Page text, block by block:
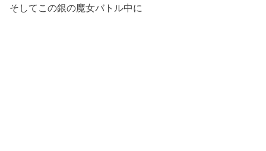
そしてこの銀の魔女バトル中に